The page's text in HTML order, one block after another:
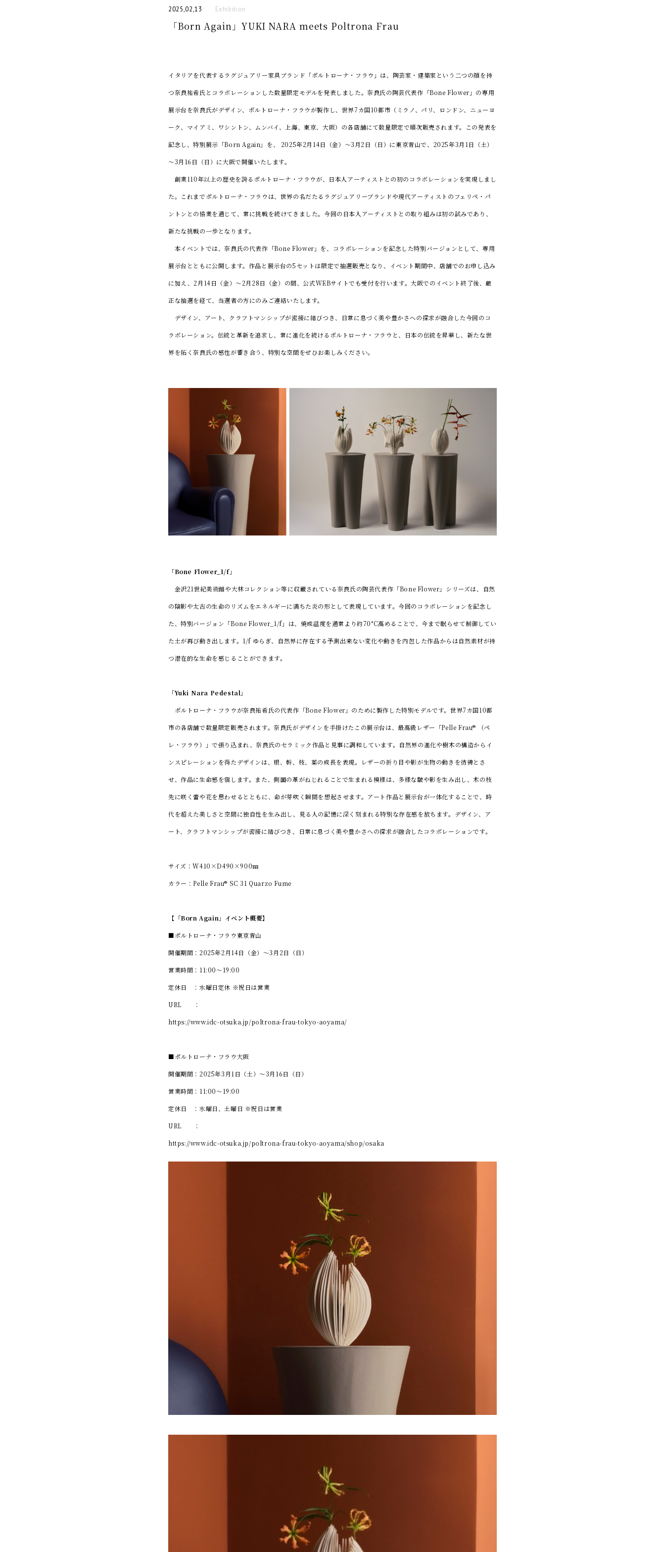
2025,02,13 Exhibition
「Born Again」YUKI NARA meets Poltrona Frau
イタリアを代表するラグジュアリー家具ブランド「ポルトローナ・フラウ」は、陶芸家・建築家という二つの顔を持
つ奈良祐希氏とコラボレーションした数量限定モデルを発表しました。奈良氏の陶芸代表作「Bone Flower」の専用
展示台を奈良氏がデザイン、ポルトローナ・フラウが製作し、世界7カ国10都市（ミラノ、パリ、ロンドン、ニューヨ
ーク、マイアミ、ワシントン、ムンバイ、上海、東京、大阪）の各店舗にて数量限定で順次販売されます。この発表を
記念し、特別展示「Born Again」を、 2025年2月14日（金）～3月2日（日）に東京青山で、2025年3月1日（土）
～3月16日（日）に大阪で開催いたします。
創業110年以上の歴史を誇るポルトローナ・フラウが、日本人アーティストとの初のコラボレーションを実現しまし
た。これまでポルトローナ・フラウは、世界の名だたるラグジュアリーブランドや現代アーティストのフェリペ・パ
ントンとの協業を通じて、常に挑戦を続けてきました。今回の日本人アーティストとの取り組みは初の試みであり、
新たな挑戦の一歩となります。
本イベントでは、奈良氏の代表作「Bone Flower」を、コラボレーションを記念した特別バージョンとして、専用
展示台とともに公開します。作品と展示台の5セットは限定で抽選販売となり、イベント期間中、店舗でのお申し込み
に加え、2月14日（金）～2月28日（金）の間、公式WEBサイトでも受付を行います。大阪でのイベント終了後、厳
正な抽選を経て、当選者の方にのみご連絡いたします。
デザイン、アート、クラフトマンシップが密接に結びつき、日常に息づく美や豊かさへの探求が融合した今回のコ
ラボレーション。伝統と革新を追求し、常に進化を続けるポルトローナ・フラウと、日本の伝統を昇華し、新たな世
界を拓く奈良氏の感性が響き合う、特別な空間をぜひお楽しみください。
「Bone Flower_1/f」
金沢21世紀美術館や大林コレクション等に収蔵されている奈良氏の陶芸代表作「Bone Flower」シリーズは、自然
の陰影や太古の生命のリズムをエネルギーに満ちた炎の形として表現しています。今回のコラボレーションを記念し
た、特別バージョン「Bone Flower_1/f」は、焼成温度を通常より約70°C高めることで、今まで眠らせて制御してい
た土が再び動き出します。1/f ゆらぎ、自然界に存在する予測出来ない変化や動きを内包した作品からは自然素材が持
つ潜在的な生命を感じることができます。
「Yuki Nara Pedestal」
ポルトローナ・フラウが奈良祐希氏の代表作「Bone Flower」のために製作した特別モデルです。世界7カ国10都
市の各店舗で数量限定販売されます。奈良氏がデザインを手掛けたこの展示台は、最高級レザー「Pelle Frau® （ペ
レ・フラウ）」で張り込まれ、奈良氏のセラミック作品と見事に調和しています。自然界の進化や樹木の構造からイ
ンスピレーションを得たデザインは、根、幹、枝、葉の成長を表現。レザーの折り目や影が生物の動きを彷彿とさ
せ、作品に生命感を宿します。また、側面の革がねじれることで生まれる模様は、多様な皺や影を生み出し、木の枝
先に咲く蕾や花を思わせるとともに、命が芽吹く瞬間を想起させます。アート作品と展示台が一体化することで、時
代を超えた美しさと空間に独自性を生み出し、見る人の記憶に深く刻まれる特別な存在感を放ちます。デザイン、ア
ート、クラフトマンシップが密接に結びつき、日常に息づく美や豊かさへの探求が融合したコラボレーションです。
サイズ：W410×D490×900㎜
カラー：Pelle Frau® SC 31 Quarzo Fume
【「Born Again」イベント概要】
■ポルトローナ・フラウ東京青山
開催期間：2025年2月14日（金）～3月2日（日）
営業時間：11:00～19:00
定休日 ：水曜日定休 ※祝日は営業
URL ：
https://www.idc-otsuka.jp/poltrona-frau-tokyo-aoyama/
■ポルトローナ・フラウ大阪
開催期間：2025年3月1日（土）～3月16日（日）
営業時間：11:00～19:00
定休日 ：水曜日、土曜日 ※祝日は営業
URL ：
https://www.idc-otsuka.jp/poltrona-frau-tokyo-aoyama/shop/osaka